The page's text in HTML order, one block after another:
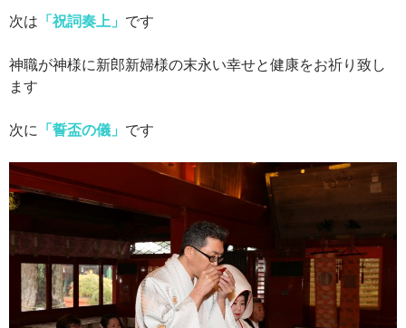
次は 「祝詞奏上」 です
神職が神様に新郎新婦様の末永い幸せと健康をお祈り致し
ます
次に 「誓盃の儀」 です